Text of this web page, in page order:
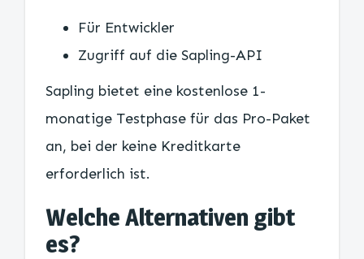
Für Entwickler
Zugriff auf die Sapling-API
Sapling bietet eine kostenlose 1-
monatige Testphase für das Pro-Paket
an, bei der keine Kreditkarte
erforderlich ist.
Welche Alternativen gibt
es?